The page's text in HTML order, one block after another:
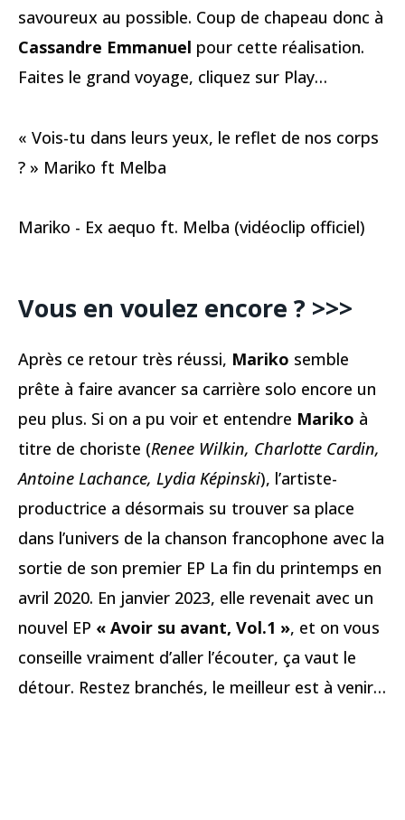
savoureux au possible. Coup de chapeau donc à
Cassandre Emmanuel pour cette réalisation.
Faites le grand voyage, cliquez sur Play…
« Vois-tu dans leurs yeux, le reflet de nos corps
? » Mariko ft Melba
Mariko - Ex aequo ft. Melba (vidéoclip officiel)
Vous en voulez encore ? >>>
Après ce retour très réussi, Mariko semble
prête à faire avancer sa carrière solo encore un
peu plus. Si on a pu voir et entendre Mariko à
titre de choriste (Renee Wilkin, Charlotte Cardin,
Antoine Lachance, Lydia Képinski), l’artiste-
productrice a désormais su trouver sa place
dans l’univers de la chanson francophone avec la
sortie de son premier EP La fin du printemps en
avril 2020. En janvier 2023, elle revenait avec un
nouvel EP « Avoir su avant, Vol.1 », et on vous
conseille vraiment d’aller l’écouter, ça vaut le
détour. Restez branchés, le meilleur est à venir…